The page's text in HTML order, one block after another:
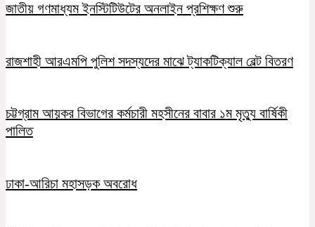
জাতীয় গণমাধ্যম ইনস্টিটিউটের অনলাইন প্রশিক্ষণ শুরু
রাজশাহী আরএমপি পুলিশ সদস্যদের মাঝে ট্যাকটিক্যাল বেল্ট বিতরণ
চট্টগ্রাম আয়কর বিভাগের কর্মচারী মহসীনের বাবার ১ম মৃত্যু বার্ষিকী
পালিত
ঢাকা-আরিচা মহাসড়ক অবরোধ